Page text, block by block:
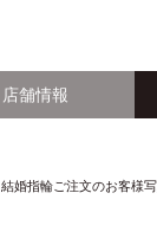
店舗情報
結婚指輪ご注文のお客様